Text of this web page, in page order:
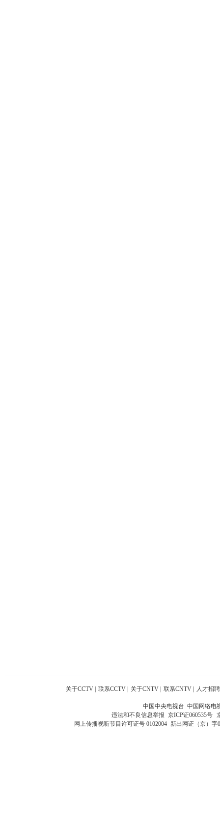
关于CCTV 联系CCTV 关于CNTV 联系CNTV 人才招聘
中国中央电视台 中国网络电
违法和不良信息举报 京ICP证060535号
网上传播视听节目许可证号 0102004 新出网证（京）